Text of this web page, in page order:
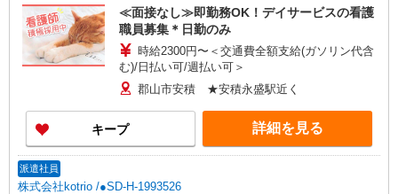
≪面接なし≫即勤務OK！デイサービスの看護
職員募集＊日勤のみ
時給2300円〜＜交通費全額支給(ガソリン代含
む)/日払い可/週払い可＞
郡山市安積 ★安積永盛駅近く
キープ 詳細を見る
派遣社員
株式会社kotrio /●SD-H-1993526